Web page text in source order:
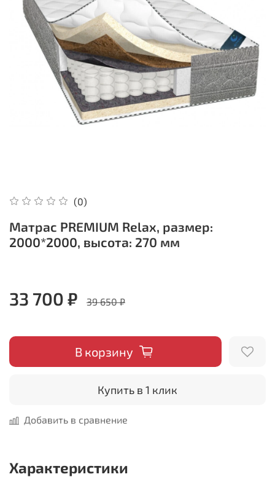
(0)
Матрас PREMIUM Relax, размер:
2000*2000, высота: 270 мм
33 700 ₽ 39 650 ₽
В корзину
Купить в 1 клик
Добавить в сравнение
Характеристики